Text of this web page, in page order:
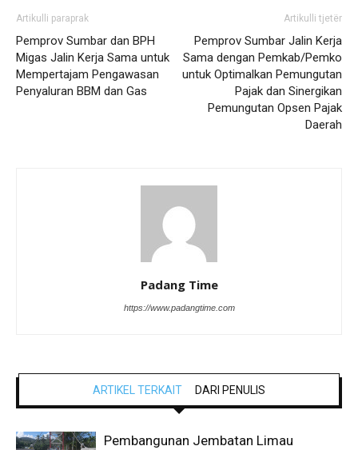
Artikulli paraprak
Pemprov Sumbar dan BPH
Migas Jalin Kerja Sama untuk
Mempertajam Pengawasan
Penyaluran BBM dan Gas
Artikulli tjetër
Pemprov Sumbar Jalin Kerja
Sama dengan Pemkab/Pemko
untuk Optimalkan Pemungutan
Pajak dan Sinergikan
Pemungutan Opsen Pajak
Daerah
Padang Time
https://www.padangtime.com
ARTIKEL TERKAIT DARI PENULIS
Pembangunan Jembatan Limau